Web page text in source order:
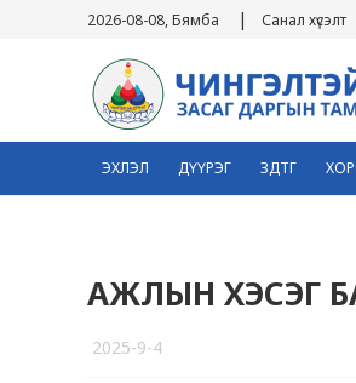
2026-08-08, Бямба | Санал хүсэлт
ЭХЛЭЛ ДҮҮРЭГ ЗДТГ
АЖЛЫН ХЭСЭГ
2025-9-4